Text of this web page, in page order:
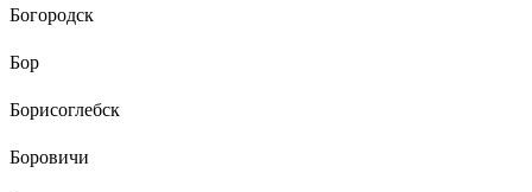
Богородск
Бор
Борисоглебск
Боровичи